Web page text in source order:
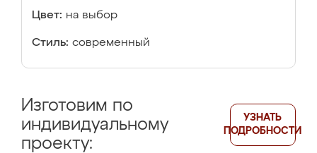
Цвет: на выбор
Стиль: современный
Изготовим по
индивидуальному
проекту:
УЗНАТЬ
ПОДРОБНОСТИ